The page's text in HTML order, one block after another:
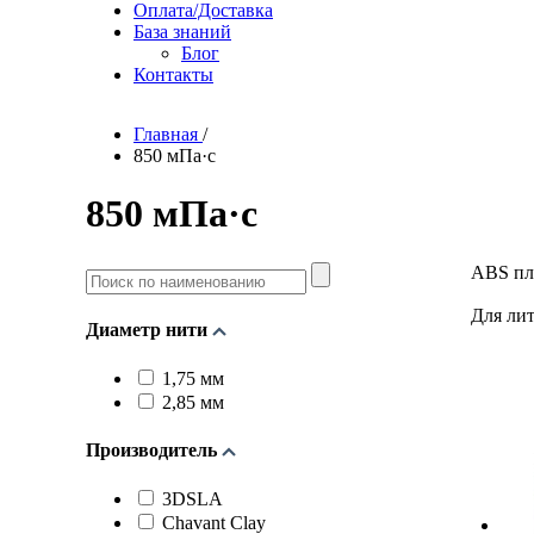
Оплата/Доставка
База знаний
Блог
Контакты
Главная /
850 мПа·с
850 мПа·с
Поиск
по
Диаметр нити
1,75 мм
2,85 мм
Производитель
3DSLA
Chavant Clay
ABS
Для